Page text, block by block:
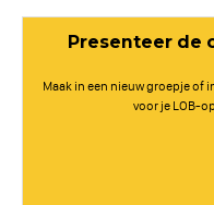
Presenteer de
Maak in een nieuw groepje of
voor je LOB-